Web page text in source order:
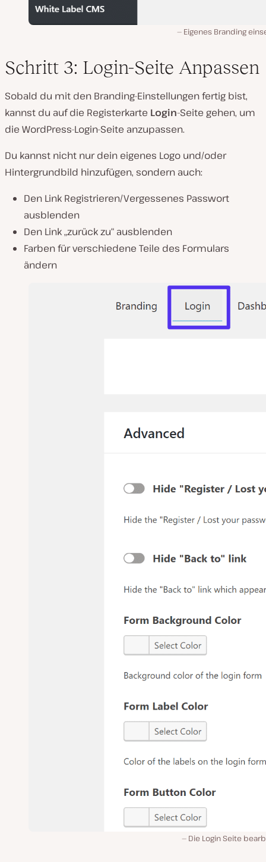
Eigenes Branding
Schritt 3: Login-Seite Anpassen
Sobald du mit den Branding-Einstellungen fertig bist,
kannst du auf die Registerkarte Login-Seite gehen, um
die WordPress-Login-Seite anzupassen.
Du kannst nicht nur dein eigenes Logo und/oder
Hintergrundbild hinzufügen, sondern auch:
Den Link Registrieren/Vergessenes Passwort
ausblenden
Den Link „zurück zu“ ausblenden
Farben für verschiedene Teile des Formulars
ändern
Die Login Seite